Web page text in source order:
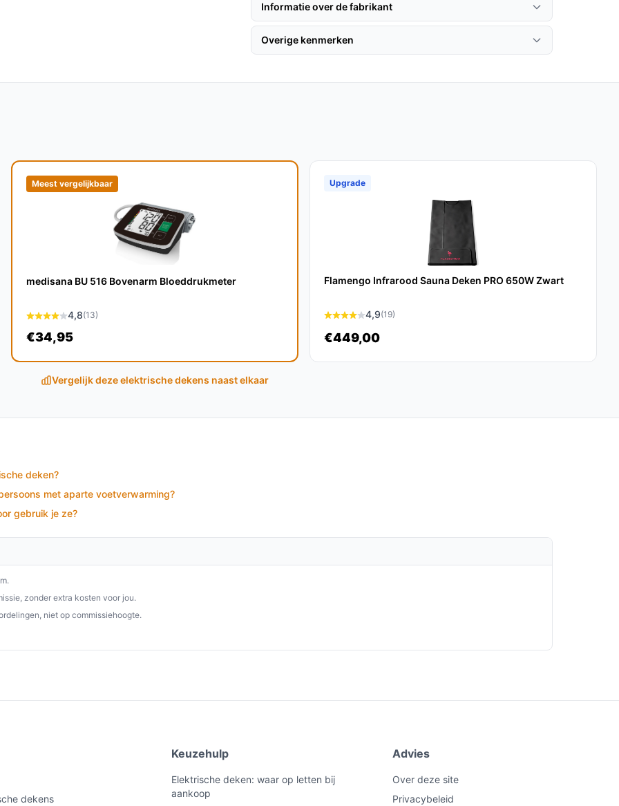
zoals een powerbank of een
een zachte en ademende ervaring.
lengte van 150 cm is deze deken extra
gebruik en kan bij goed onderhoud
voor buitengebruik, zoals kamperen
een veelzijdige en praktische oplossing
Met zijn gebruiksgemak, comfort en
Kies bewust wat
Informatie over de fabrikant
Overige kenmerken
Meest vergelijkbaar
medisana BU 516 Bovenarm Bloeddrukmeter
4,8(13)
€34,95
Upgrade
Flamengo Infrarood Sauna Deken PRO 650W Zwart
4,9(19)
€449,00
Vergelijk deze elektrische dekens naast elkaar
deken?
met aparte voetverwarming?
gebruik je ze?
zonder extra kosten voor jou.
niet op commissiehoogte.
dekens
Keuzehulp
Elektrische deken: waar op letten bij
aankoop
Advies
Over deze site
Privacybeleid